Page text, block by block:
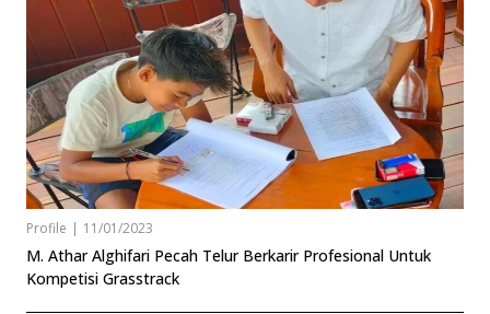
Profile | 11/01/2023
M. Athar Alghifari Pecah Telur Berkarir Profesional Untuk
Kompetisi Grasstrack